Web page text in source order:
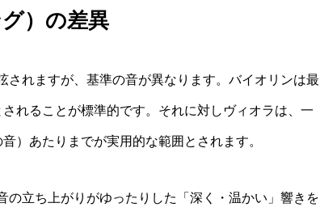
）の差異
れますが、基準の音が異なります。バイオリンは最
れることが標準的です。それに対しヴィオラは、一
）あたりまでが実用的な範囲とされます。
立ち上がりがゆったりした「深く・温かい」響きを